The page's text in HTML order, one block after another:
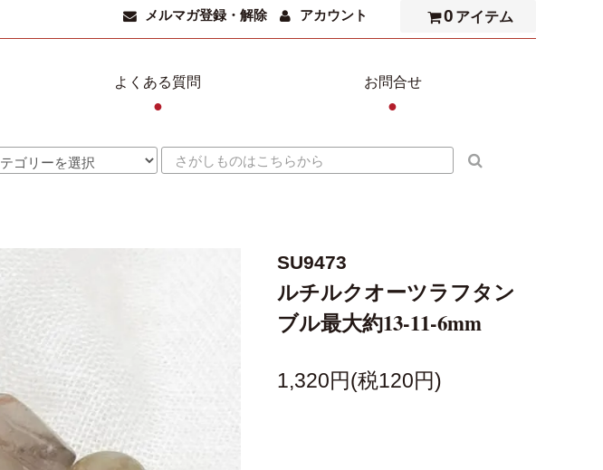
メルマガ登録・解除 アカウント 0 アイテム
よくある質問
●
お問合せ
●
SU9473
ルチルクオーツラフタン
ブル最大約13-11-6mm
1,320円(税120円)